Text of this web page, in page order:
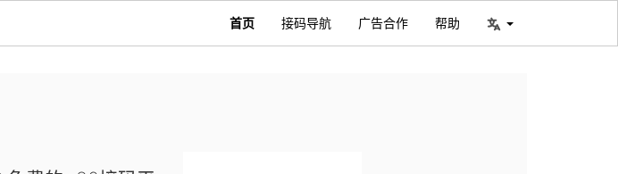
首页 接码导航 广告合作 帮助